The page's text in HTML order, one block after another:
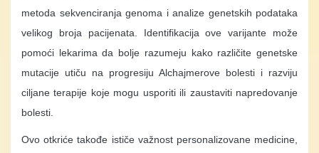
metoda sekvenciranja genoma i analize genetskih podataka
velikog broja pacijenata. Identifikacija ove varijante može
pomoći lekarima da bolje razumeju kako različite genetske
mutacije utiču na progresiju Alchajmerove bolesti i razviju
ciljane terapije koje mogu usporiti ili zaustaviti napredovanje
bolesti.
Ovo otkriće takođe ističe važnost personalizovane medicine,